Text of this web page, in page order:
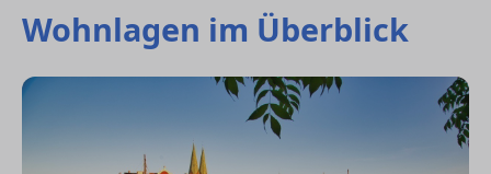
Wohnlagen im Überblick